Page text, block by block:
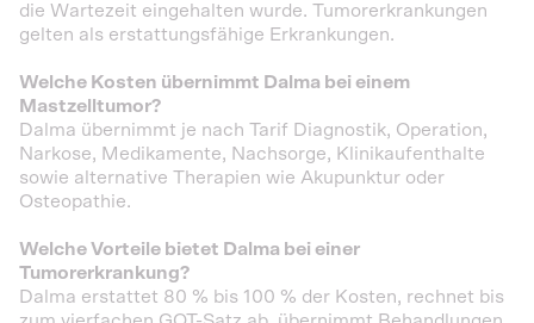
die Wartezeit eingehalten wurde. Tumorerkrankungen
gelten als erstattungsfähige Erkrankungen.
Welche Kosten übernimmt Dalma bei einem
Mastzelltumor?
Dalma übernimmt je nach Tarif Diagnostik, Operation,
Narkose, Medikamente, Nachsorge, Klinikaufenthalte
sowie alternative Therapien wie Akupunktur oder
Osteopathie.
Welche Vorteile bietet Dalma bei einer
Tumorerkrankung?
Dalma erstattet 80 % bis 100 % der Kosten, rechnet bis